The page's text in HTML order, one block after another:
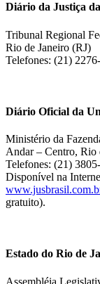
Diário da Justiça
Tribunal Regional
Rio de Janeiro (RJ)
Telefones: (21)
Diário Oficial da
Ministério da
Andar – Centro, Rio
Telefones: (21)
Disponível na
gratuito).
Estado do Rio de
Assembléia